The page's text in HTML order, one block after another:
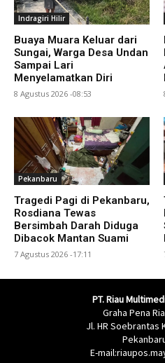
Indragiri Hilir
Buaya Muara Keluar dari
Sungai, Warga Desa Undan
Sampai Lari
Menyelamatkan Diri
8 Agustus 2026 -08:53
Pekanbaru
Tragedi Pagi di Pekanbaru,
Rosdiana Tewas
Bersimbah Darah Diduga
Dibacok Mantan Suami
7 Agustus 2026 -17:11
PT. Riau
Graha Pena
Jl. HR Soebrantas
E-